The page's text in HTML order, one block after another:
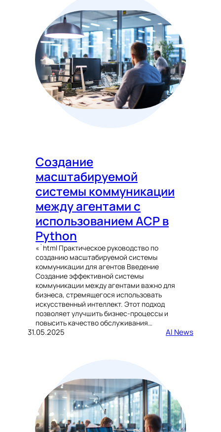
Создание
масштабируемой
системы коммуникации
между агентами с
использованием ACP в
Python
«`html Практическое руководство по
созданию масштабируемой системы
коммуникации для агентов Введение
Создание эффективной системы
коммуникации между агентами важно для
бизнеса, стремящегося использовать
искусственный интеллект. Этот подход
позволяет улучшить бизнес-процессы и
повысить качество обслуживания…
31.05.2025 AI News